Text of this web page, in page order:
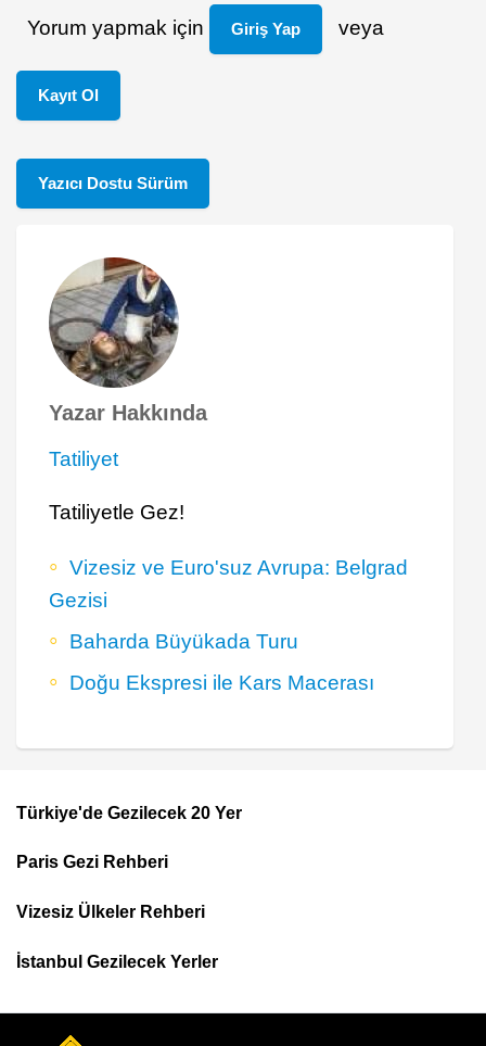
Yorum yapmak için Giriş Yap veya
Kayıt Ol
Yazıcı Dostu Sürüm
Yazar Hakkında
Tatiliyet
Tatiliyetle Gez!
Vizesiz ve Euro'suz Avrupa: Belgrad
Gezisi
Baharda Büyükada Turu
Doğu Ekspresi ile Kars Macerası
Footer
Top
Menu
Türkiye'de Gezilecek 20 Yer
Paris Gezi Rehberi
Vizesiz Ülkeler Rehberi
İstanbul Gezilecek Yerler